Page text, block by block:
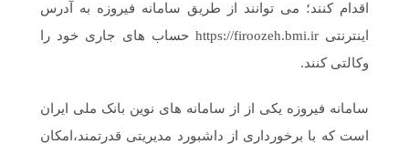
اقدام کنند؛ می توانند از طریق سامانه فیروزه به آدرس
اینترنتی https://firoozeh.bmi.ir حساب های جاری خود را
وکالتی کنند.
سامانه فیروزه یکی از از سامانه های نوین بانک ملی ایران
است که با برخورداری از داشبورد مدیریتی قدرتمند،امکان